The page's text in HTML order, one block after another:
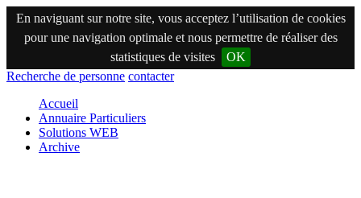
En naviguant sur notre site, vous acceptez l’utilisation de cookies
pour une navigation optimale et nous permettre de réaliser des
statistiques de visites
OK
Recherche de personne contacter
Accueil
Annuaire Particuliers
Solutions WEB
Archive